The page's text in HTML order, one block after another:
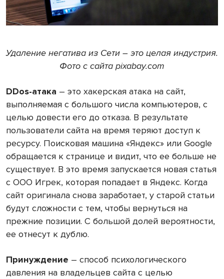
Удаление негатива из Сети – это целая индустрия.
Фото с сайта pixabay.com
DDos-атака – это хакерская атака на сайт,
выполняемая с большого числа компьютеров, с
целью довести его до отказа. В результате
пользователи сайта на время теряют доступ к
ресурсу. Поисковая машина «Яндекс» или Google
обращается к странице и видит, что ее больше не
существует. В это время запускается новая статья
с ООО Игрек, которая попадает в Яндекс. Когда
сайт оригинала снова заработает, у старой статьи
будут сложности с тем, чтобы вернуться на
прежние позиции. С большой долей вероятности,
ее отнесут к дублю.
Принуждение – способ психологического
давления на владельцев сайта с целью